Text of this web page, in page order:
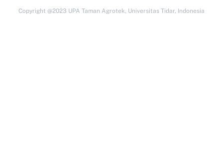
Copyright @2023 UPA Taman Agrotek, Universitas Tidar, Indonesia